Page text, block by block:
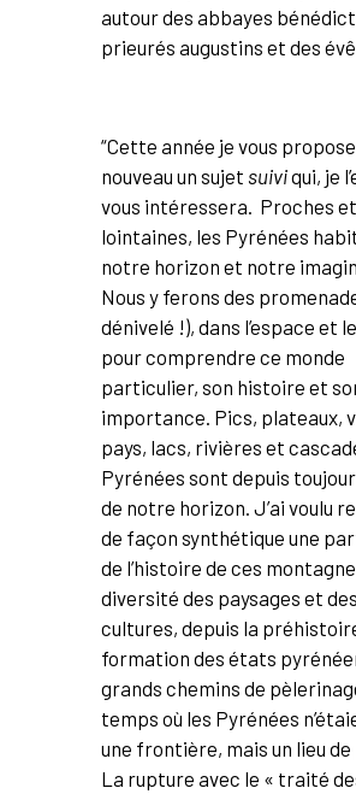
autour des abbayes
prieurés augustins et des
“Cette année je vous
nouveau un sujet suiviqui, je
vous intéressera. Proches et
lointaines, les Pyrénées
notre horizon et notre
Nous y ferons des
dénivelé !), dans l’espace et
pour comprendre ce monde
particulier, son histoire et
importance. Pics, plateaux,
pays, lacs, rivières et
Pyrénées sont depuis
de notre horizon. J’ai voulu
de façon synthétique une
de l’histoire de ces
diversité des paysages et des
cultures, depuis la
formation des états
grands chemins de
temps où les Pyrénées
une frontière, mais un lieu de
La rupture avec le « traité